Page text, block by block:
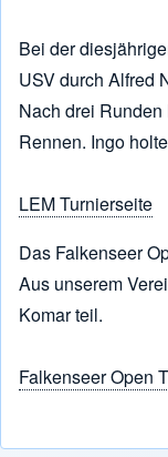
Bei der
USV durch Alfred
Nach drei
Rennen. Ingo
LEM Turnierseite
Das Falkenseer
Aus unserem
Komar teil.
Falkenseer Open